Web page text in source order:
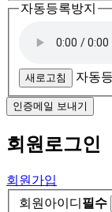
자동등록방지
새로고침 자동
인증메일 보내기
회원 로그인
회원가입
회원아이디 필수